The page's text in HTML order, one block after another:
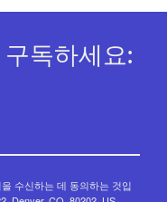
독하세요:
수신하는 데 동의하는 것입